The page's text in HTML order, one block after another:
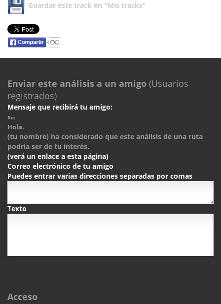
Guardar este track en "Mis tracks"
Enviar este análisis a un amigo (Usuarios
registrados)
Mensaje que recibirá tu amigo:
Re:
Hola.
(tu nombre) ha considerado que este análisis de una ruta
podría ser de tu interés.
(verá un enlace a esta página)
Correo electrónico de tu amigo
Puedes entrar varias direcciones separadas por comas
Texto
Acceso